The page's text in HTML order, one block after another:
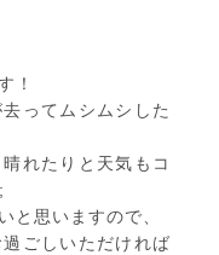
！
ってムシムシした
れたりと天気もコ
と思いますので、
ごしいただければ